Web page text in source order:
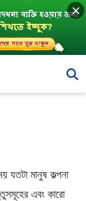
যতটা মানুষ কল্পনা
এবং কারো